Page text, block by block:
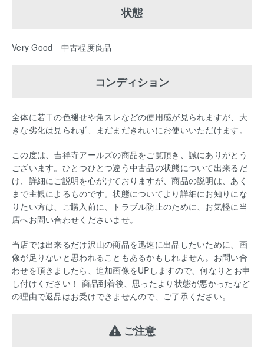
状態
Very Good 中古程度良品
コンディション
全体に若干の色褪せや角スレなどの使用感が見られますが、大
きな劣化は見られず、まだまだきれいにお使いいただけます。
この度は、吉祥寺アールズの商品をご覧頂き、誠にありがとう
ございます。ひとつひとつ違う中古品の状態について出来るだ
け、詳細にご説明を心がけておりますが、商品の説明は、あく
まで主観によるものです。状態についてより詳細にお知りにな
りたい方は、ご購入前に、トラブル防止のために、お気軽に当
店へお問い合わせくださいませ。
当店では出来るだけ沢山の商品を迅速に出品したいために、画
像が足りないと思われることもあるかもしれません。お問い合
わせを頂きましたら、追加画像をUPしますので、何なりとお申
し付けください！ 商品到着後、思ったより状態が悪かったなど
の理由で返品はお受けできませんので、ご了承ください。
ご注意